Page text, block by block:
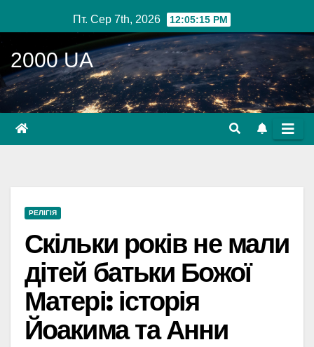
до
вмісту
Пт. Сер 7th, 2026 12:05:16 PM
2000 UA
РЕЛІГІЯ
Скільки років не мали
дітей батьки Божої
Матері: історія
Йоакима та Анни